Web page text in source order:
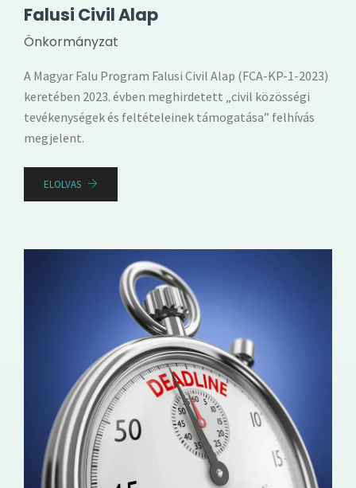
Falusi Civil Alap
Önkormányzat
A Magyar Falu Program Falusi Civil Alap (FCA-KP-1-2023)
keretében 2023. évben meghirdetett „civil közösségi
tevékenységek és feltételeinek támogatása” felhívás
megjelent.
ELOLVAS